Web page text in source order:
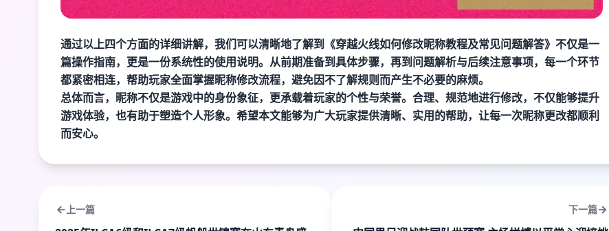
通过以上四个方面的详细讲解，我们可以清晰地了解到《穿越火线如何修改昵称教程及常见问题解答》不仅是一
篇操作指南，更是一份系统性的使用说明。从前期准备到具体步骤，再到问题解析与后续注意事项，每一个环节
都紧密相连，帮助玩家全面掌握昵称修改流程，避免因不了解规则而产生不必要的麻烦。
总体而言，昵称不仅是游戏中的身份象征，更承载着玩家的个性与荣誉。合理、规范地进行修改，不仅能够提升
游戏体验，也有助于塑造个人形象。希望本文能够为广大玩家提供清晰、实用的帮助，让每一次昵称更改都顺利
而安心。
上一篇 下一篇